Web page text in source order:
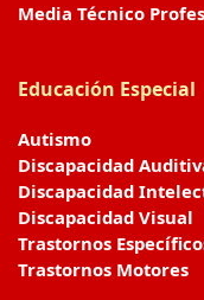
Media Técnico
Educación Especial
Autismo
Discapacidad
Discapacidad
Discapacidad Visual
Trastornos
Trastornos Motores